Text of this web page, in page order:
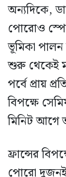
অন্যদিকে,
পোরোও
ভূমিকা
শুরু থেকেই
পর্বে প্রায়
বিপক্ষে
মিনিট আগে
ফ্রান্সের
পোরো দুজনই